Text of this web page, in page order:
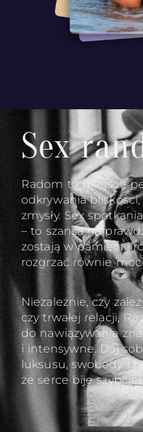
Sex
Radom to miejsce
odkrywania
zmysły. Sex
– to szansa na
zostają w pamięci i
rozgrzać równie
Niezależnie, czy
czy trwałej relacji,
do nawiązywania
i intensywne. Daj
luksusu, swobody i
że serce bije szybciej.